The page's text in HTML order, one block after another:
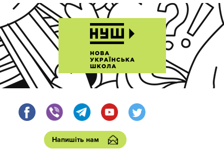
Напишіть нам